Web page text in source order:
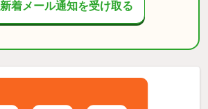
新着メール通知を受け取る